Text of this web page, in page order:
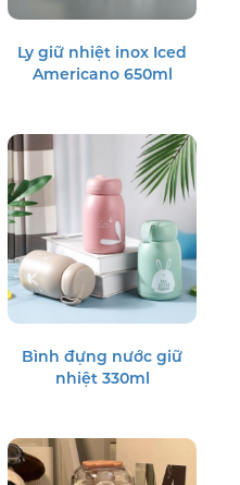
Ly giữ nhiệt inox Iced
Americano 650ml
Bình đựng nước giữ
nhiệt 330ml